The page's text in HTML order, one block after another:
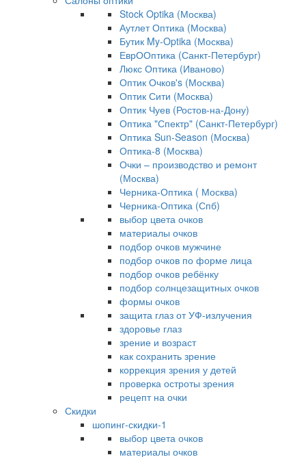
Stock Optika (Москва)
Аутлет Оптика (Москва)
Бутик My-Optika (Москва)
ЕврООптика (Санкт-Петербург)
Люкс Оптика (Иваново)
Оптик Очков's (Москва)
Оптик Сити (Москва)
Оптик Чуев (Ростов-на-Дону)
Оптика "Спектр" (Санкт-Петербург)
Оптика Sun-Season (Москва)
Оптика-8 (Москва)
Очки – производство и ремонт
(Москва)
Черника-Оптика ( Москва)
Черника-Оптика (Спб)
выбор цвета очков
материалы очков
подбор очков мужчине
подбор очков по форме лица
подбор очков ребёнку
подбор солнцезащитных очков
формы очков
защита глаз от УФ-излучения
здоровье глаз
зрение и возраст
как сохранить зрение
коррекция зрения у детей
проверка остроты зрения
рецепт на очки
Скидки
шопинг-скидки-1
выбор цвета очков
материалы очков